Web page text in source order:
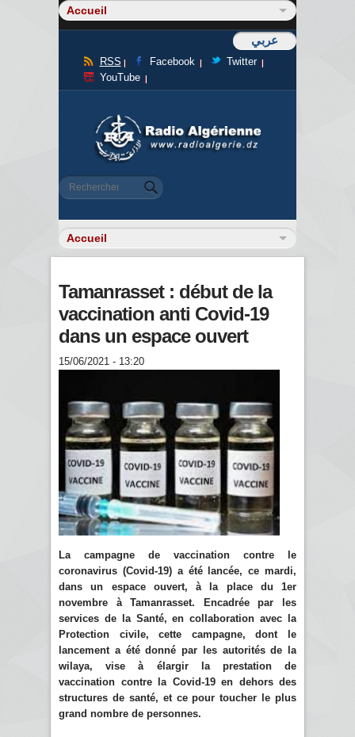
عربي
RSS Facebook
Twitter
YouTube
Formulaire de recherche
Rechercher
Tamanrasset : début de la
vaccination anti Covid-19
dans un espace ouvert
15/06/2021 - 13:20
La campagne de vaccination contre le
coronavirus (Covid-19) a été lancée, ce mardi,
dans un espace ouvert, à la place du 1er
novembre à Tamanrasset. Encadrée par les
services de la Santé, en collaboration avec la
Protection civile, cette campagne, dont le
lancement a été donné par les autorités de la
wilaya, vise à élargir la prestation de
vaccination contre la Covid-19 en dehors des
structures de santé, et ce pour toucher le plus
grand nombre de personnes.